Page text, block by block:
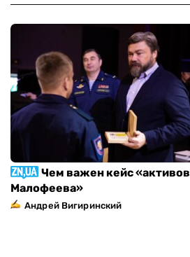
Чем важен кейс «активов
Малофеева»
Андрей Вигиринский